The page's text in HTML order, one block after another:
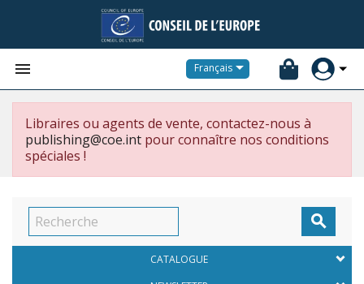
 Français
Libraires ou agents de vente, contactez-nous à
publishing@coe.int pour connaître nos conditions
spéciales !

CATALOGUE